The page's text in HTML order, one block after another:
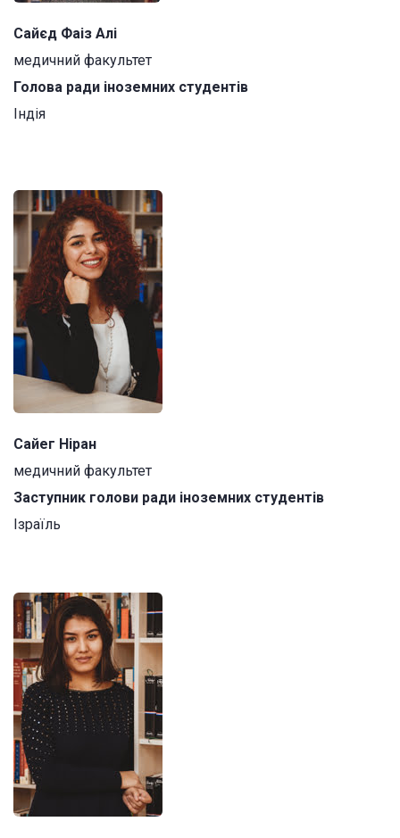
Сайєд Фаіз Алі
медичний факультет
Голова ради іноземних студентів
Індія
Сайег Ніран
медичний факультет
Заступник голови ради іноземних студентів
Ізраїль